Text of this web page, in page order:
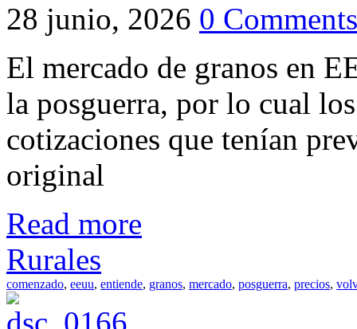
28 junio, 2026 0 Comments
El mercado de granos en
la posguerra, por lo cual
cotizaciones que tenían
original
Read more
Rurales
comenzado, eeuu, entiende, granos, mercado, posguerra, precios,